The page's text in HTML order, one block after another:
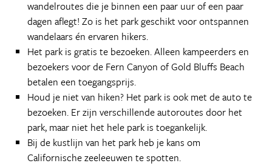
wandelroutes die je binnen een paar uur of een paar
dagen aflegt! Zo is het park geschikt voor ontspannen
wandelaars én ervaren hikers.
Het park is gratis te bezoeken. Alleen kampeerders en
bezoekers voor de Fern Canyon of Gold Bluffs Beach
betalen een toegangsprijs.
Houd je niet van hiken? Het park is ook met de auto te
bezoeken. Er zijn verschillende autoroutes door het
park, maar niet het hele park is toegankelijk.
Bij de kustlijn van het park heb je kans om
Californische zeeleeuwen te spotten.